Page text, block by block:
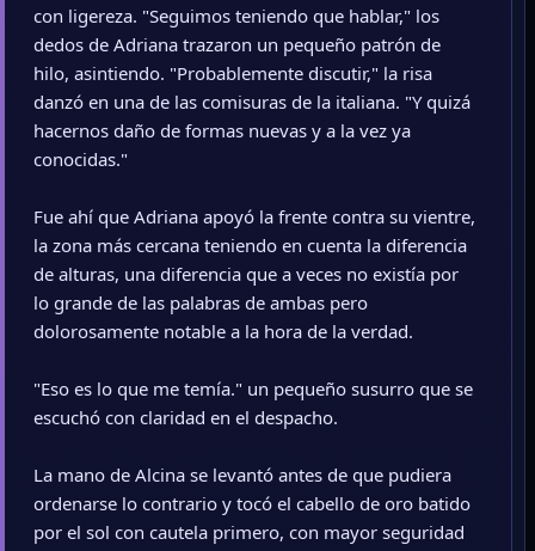
con ligereza. "Seguimos teniendo que hablar," los
dedos de Adriana trazaron un pequeño patrón de
hilo, asintiendo. "Probablemente discutir," la risa
danzó en una de las comisuras de la italiana. "Y quizá
hacernos daño de formas nuevas y a la vez ya
conocidas."
Fue ahí que Adriana apoyó la frente contra su vientre,
la zona más cercana teniendo en cuenta la diferencia
de alturas, una diferencia que a veces no existía por
lo grande de las palabras de ambas pero
dolorosamente notable a la hora de la verdad.
"Eso es lo que me temía." un pequeño susurro que se
escuchó con claridad en el despacho.
La mano de Alcina se levantó antes de que pudiera
ordenarse lo contrario y tocó el cabello de oro batido
por el sol con cautela primero, con mayor seguridad